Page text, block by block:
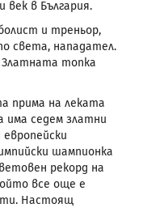
век в България.
и треньор,
света, нападател.
топка
прима на леката
има седем златни
шампионка
рекорд на
все още е
Настоящ